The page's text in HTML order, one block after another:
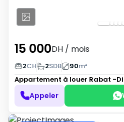
15 000DH / mois
2CH 2SDB 90m²
Appartement à louer Rabat -
Appeler